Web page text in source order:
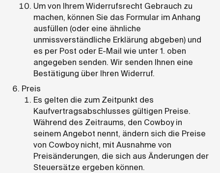
Um von Ihrem Widerrufsrecht Gebrauch zu
machen, können Sie das Formular im Anhang
ausfüllen (oder eine ähnliche
unmissverständliche Erklärung abgeben) und
es per Post oder E-Mail wie unter 1. oben
angegeben senden. Wir senden Ihnen eine
Bestätigung über Ihren Widerruf.
Preis
Es gelten die zum Zeitpunkt des
Kaufvertragsabschlusses gültigen Preise.
Während des Zeitraums, den Cowboy in
seinem Angebot nennt, ändern sich die Preise
von Cowboy nicht, mit Ausnahme von
Preisänderungen, die sich aus Änderungen der
Steuersätze ergeben können.